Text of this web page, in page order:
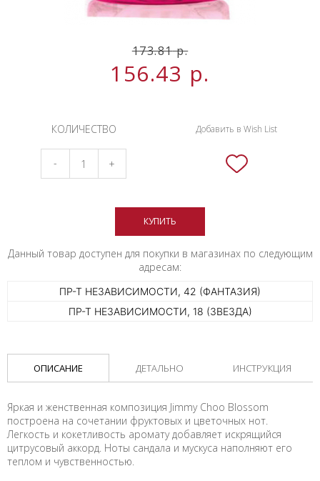
173.81р.
156.43 р.
КОЛИЧЕСТВО
- +
КУПИТЬ
Добавить в Wish List
Данный товар доступен для покупки в магазинах по следующим
адресам:
ПР-Т НЕЗАВИСИМОСТИ, 42 (ФАНТАЗИЯ)
ПР-Т НЕЗАВИСИМОСТИ, 18 (ЗВЕЗДА)
ОПИСАНИЕ ДЕТАЛЬНО ИНСТРУКЦИЯ
Яркая и женственная композиция Jimmy Choo Blossom
построена на сочетании фруктовых и цветочных нот.
Легкость и кокетливость аромату добавляет искрящийся
цитрусовый аккорд. Ноты сандала и мускуса наполняют его
теплом и чувственностью.